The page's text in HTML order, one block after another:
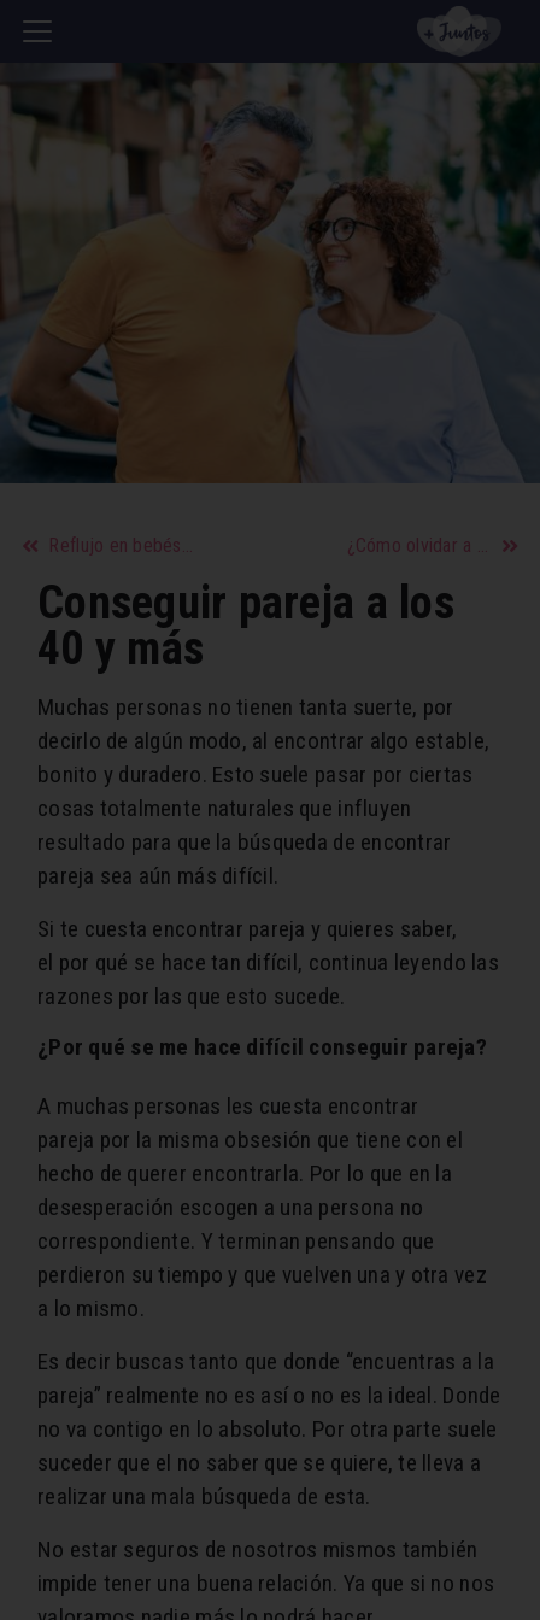
Reflujo en bebés: síntomas, causas y tratamiento ¿Cómo olvidar a un hombre que no nos conviene?
Conseguir pareja a los
40 y más
Muchas personas no tienen tanta suerte, por
decirlo de algún modo, al encontrar algo estable,
bonito y duradero. Esto suele pasar por ciertas
cosas totalmente naturales que influyen
resultado para que la búsqueda de encontrar
pareja sea aún más difícil.
Si te cuesta encontrar pareja y quieres saber,
el por qué se hace tan difícil, continua leyendo las
razones por las que esto sucede.
¿Por qué se me hace difícil conseguir pareja?
A muchas personas les cuesta encontrar
pareja por la misma obsesión que tiene con el
hecho de querer encontrarla. Por lo que en la
desesperación escogen a una persona no
correspondiente. Y terminan pensando que
perdieron su tiempo y que vuelven una y otra vez
a lo mismo.
Es decir buscas tanto que donde “encuentras a la
pareja” realmente no es así o no es la ideal. Donde
no va contigo en lo absoluto. Por otra parte suele
suceder que el no saber que se quiere, te lleva a
realizar una mala búsqueda de esta.
No estar seguros de nosotros mismos también
impide tener una buena relación. Ya que si no nos